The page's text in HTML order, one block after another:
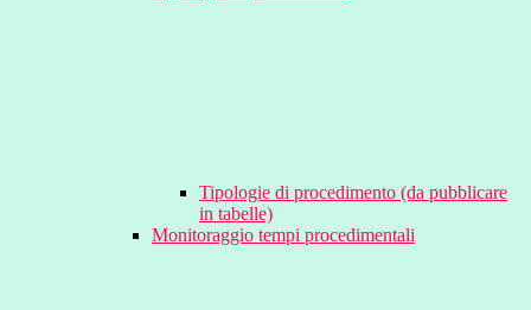
Tipologie di procedimento (da pubblicare
in tabelle)
Monitoraggio tempi procedimentali